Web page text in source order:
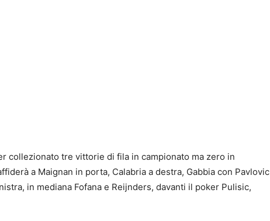
collezionato tre vittorie di fila in campionato ma zero in
a Maignan in porta, Calabria a destra, Gabbia con Pavlovic
in mediana Fofana e Reijnders, davanti il poker Pulisic,